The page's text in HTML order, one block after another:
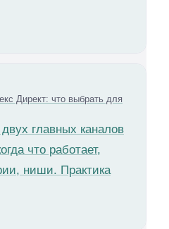
Директ: что выбрать для
главных каналов
что работает,
ниши. Практика